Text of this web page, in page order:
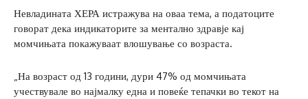
Невладината ХЕРА истражува на оваа тема, а податоците
говорат дека индикаторите за ментално здравје кај
момчињата покажуваат влошување со возраста.
„На возраст од 13 години, дури 47% од момчињата
учествувале во најмалку една и повеќе тепачки во текот на